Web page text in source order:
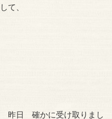
て、
昨日 確かに受け取りまし